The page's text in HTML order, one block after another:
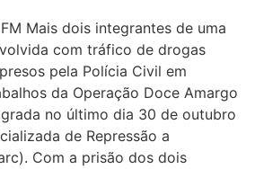
Mais dois integrantes de uma
com tráfico de drogas
pela Polícia Civil em
da Operação Doce Amargo
no último dia 30 de outubro
de Repressão a
Com a prisão dos dois